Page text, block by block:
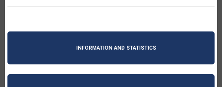
INFORMATION AND STATISTICS